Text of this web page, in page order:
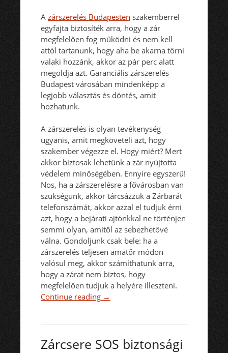
A zárszerelés Budapesten szakemberrel
egyfajta biztosíték arra, hogy a zár
megfelelően fog működni és nem kell
attól tartanunk, hogy aha be akarna törni
valaki hozzánk, akkor az pár perc alatt
megoldja azt. Garanciális zárszerelés
Budapest városában mindenképp a
legjobb választás és döntés, amit
hozhatunk.
A zárszerelés is olyan tevékenység
ugyanis, amit megköveteli azt, hogy
szakember végezze el. Hogy miért? Mert
akkor biztosak lehetünk a zár nyújtotta
védelem minőségében. Ennyire egyszerű!
Nos, ha a zárszerelésre a fővárosban van
szükségünk, akkor tárcsázzuk a Zárbarát
telefonszámát, akkor azzal el tudjuk érni
azt, hogy a bejárati ajtónkkal ne történjen
semmi olyan, amitől az sebezhetővé
válna. Gondoljunk csak bele: ha a
zárszerelés teljesen amatőr módon
valósul meg, akkor számíthatunk arra,
hogy a zárat nem biztos, hogy
megfelelően tudjuk a helyére illeszteni.
Continue reading →
Zárcsere SOS biztonsági